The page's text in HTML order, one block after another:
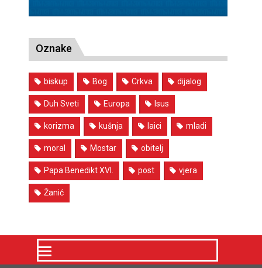
Oznake
biskup Bog Crkva dijalog
Duh Sveti Europa Isus
korizma kušnja laici mladi
moral Mostar obitelj
Papa Benedikt XVI. post vjera
Žanić